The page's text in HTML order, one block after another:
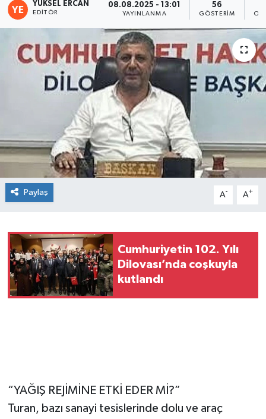
YÜKSEL ERCAN
EDITÖR
08.08.2025 - 13:01
YAYINLANMA
56
GÖSTERIM
Paylaş A- A+
Cumhuriyetin 102. Yılı
Dilovası’nda coşkuyla
kutlandı
“YAĞIŞ REJİMİNE ETKİ EDER Mİ?”
Turan, bazı sanayi tesislerinde dolu ve araç